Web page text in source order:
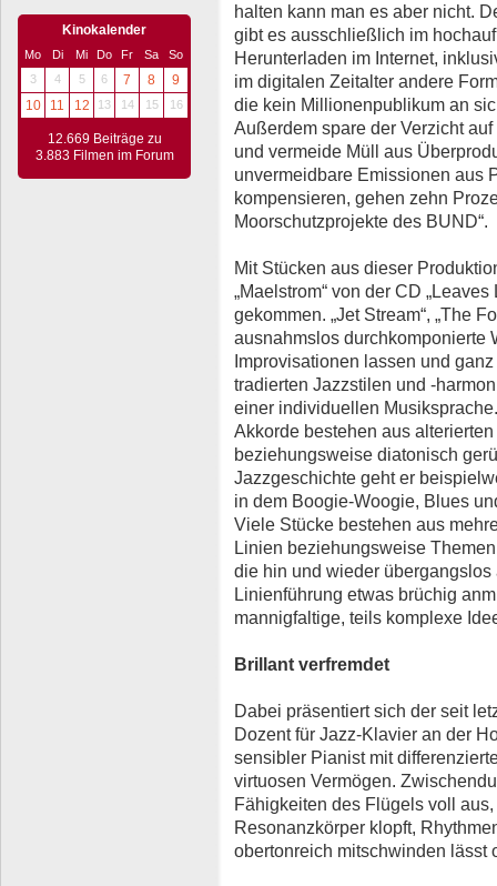
Kinokalender
Mo Di Mi Do Fr Sa
So
3
4 5 6 7 8
9
10
11 12 13 14 15 16
12.669 Beiträge zu
3.883 Filmen im Forum
halten kann man es aber nicht.
gibt es ausschließlich im
Herunterladen im Internet,
im digitalen Zeitalter andere
die kein Millionenpublikum an
Außerdem spare der Verzicht
und vermeide Müll aus
unvermeidbare Emissionen aus
kompensieren, gehen zehn
Moorschutzprojekte des BUND“.
Mit Stücken aus dieser
„Maelstrom“ von der CD
gekommen. „Jet Stream“, „The
ausnahmslos durchkomponierte
Improvisationen lassen und
tradierten Jazzstilen und -
einer individuellen
Akkorde bestehen aus
beziehungsweise diatonisch
Jazzgeschichte geht er
in dem Boogie-Woogie, Blues
Viele Stücke bestehen aus
Linien beziehungsweise
die hin und wieder
Linienführung etwas brüchig
mannigfaltige, teils komplexe
Brillant verfremdet
Dabei präsentiert sich der seit
Dozent für Jazz-Klavier an der
sensibler Pianist mit
virtuosen Vermögen.
Fähigkeiten des Flügels voll
Resonanzkörper klopft,
obertonreich mitschwinden lässt